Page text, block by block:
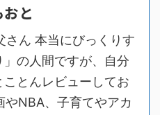
と
さん 本当にびっくりす
の人間ですが、自分
とんレビューしてお
やNBA、子育てやアカ